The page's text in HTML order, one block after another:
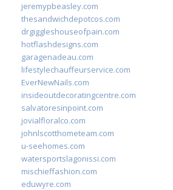
jeremypbeasley.com
thesandwichdepotcos.com
drgiggleshouseofpain.com
hotflashdesigns.com
garagenadeau.com
lifestylechauffeurservice.com
EverNewNails.com
insideoutdecoratingcentre.com
salvatoresinpoint.com
jovialfloralco.com
johnlscotthometeam.com
u-seehomes.com
watersportslagonissi.com
mischieffashion.com
eduwyre.com